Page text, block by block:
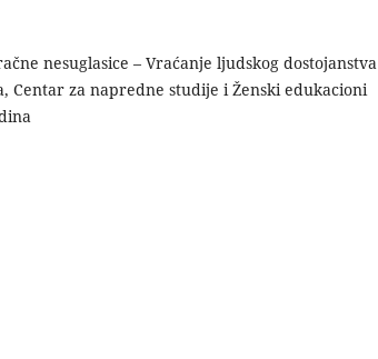
nesuglasice – Vraćanje ljudskog dostojanstva
Centar za napredne studije i Ženski edukacioni